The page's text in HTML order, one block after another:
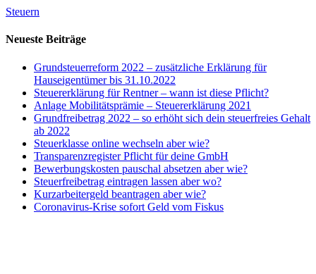
Steuern
Neueste Beiträge
Grundsteuerreform 2022 – zusätzliche Erklärung für
Hauseigentümer bis 31.10.2022
Steuererklärung für Rentner – wann ist diese Pflicht?
Anlage Mobilitätsprämie – Steuererklärung 2021
Grundfreibetrag 2022 – so erhöht sich dein steuerfreies Gehalt
ab 2022
Steuerklasse online wechseln aber wie?
Transparenzregister Pflicht für deine GmbH
Bewerbungskosten pauschal absetzen aber wie?
Steuerfreibetrag eintragen lassen aber wo?
Kurzarbeitergeld beantragen aber wie?
Coronavirus-Krise sofort Geld vom Fiskus